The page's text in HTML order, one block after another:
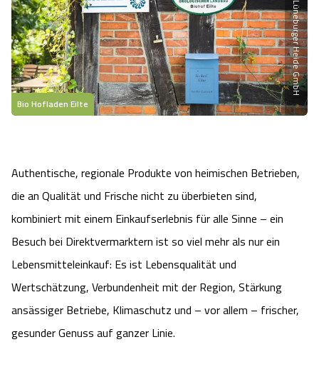
Heideflächen
Freizeitparks
Vital Urlaub
Hotels
Ferienwohnungen
Pensionen
Camping
Naturpark Südheide
Naturerlebnis im Frühling
Naturerlebnis im Sommer
Naturerlebnis im Winter
Ausflugsziele
Wandern
Reiten
Quad Bahn Bispingen
Kletterparks
Designer Outlet Soltau
Heide Himmel Baumwipfelpfad
Adventure Schnucken Golf
Serengeti Park
Wildpark Lüneburger Heide
Thermen
Vegan, Fasten & Co.
Gesund & Fit
Wellness-Kurzurlaub
Wellness-Unterkünfte
Hotels mit Schwimmbad
THERMEplus® Unterkünfte
Veranstaltungen
Die Hansestadt Lüneburg
Sehenswürdigkeiten Lüneburg
Shopping Lüneburg
Veranstaltungen & Führungen Lüneburg
Die Residenzstadt Celle
Sehenswürdigkeiten Celle
Hoher Kontrast Modus:
Schriftgröße: A A A
Bio Hofladen Eilte
Authentische, regionale Produkte von heimischen Betrieben,
die an Qualität und Frische nicht zu überbieten sind,
kombiniert mit einem Einkaufserlebnis für alle Sinne – ein
Besuch bei Direktvermarktern ist so viel mehr als nur ein
Lebensmitteleinkauf: Es ist Lebensqualität und
Wertschätzung, Verbundenheit mit der Region, Stärkung
ansässiger Betriebe, Klimaschutz und – vor allem – frischer,
gesunder Genuss auf ganzer Linie.